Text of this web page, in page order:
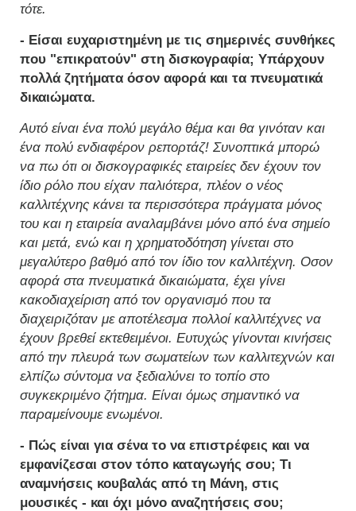
τότε.
- Είσαι ευχαριστημένη με τις σημερινές συνθήκες
που "επικρατούν" στη δισκογραφία; Υπάρχουν
πολλά ζητήματα όσον αφορά και τα πνευματικά
δικαιώματα.
Αυτό είναι ένα πολύ μεγάλο θέμα και θα γινόταν και
ένα πολύ ενδιαφέρον ρεπορτάζ! Συνοπτικά μπορώ
να πω ότι οι δισκογραφικές εταιρείες δεν έχουν τον
ίδιο ρόλο που είχαν παλιότερα, πλέον ο νέος
καλλιτέχνης κάνει τα περισσότερα πράγματα μόνος
του και η εταιρεία αναλαμβάνει μόνο από ένα σημείο
και μετά, ενώ και η χρηματοδότηση γίνεται στο
μεγαλύτερο βαθμό από τον ίδιο τον καλλιτέχνη. Οσον
αφορά στα πνευματικά δικαιώματα, έχει γίνει
κακοδιαχείριση από τον οργανισμό που τα
διαχειριζόταν με αποτέλεσμα πολλοί καλλιτέχνες να
έχουν βρεθεί εκτεθειμένοι. Ευτυχώς γίνονται κινήσεις
από την πλευρά των σωματείων των καλλιτεχνών και
ελπίζω σύντομα να ξεδιαλύνει το τοπίο στο
συγκεκριμένο ζήτημα. Είναι όμως σημαντικό να
παραμείνουμε ενωμένοι.
- Πώς είναι για σένα το να επιστρέφεις και να
εμφανίζεσαι στον τόπο καταγωγής σου; Τι
αναμνήσεις κουβαλάς από τη Μάνη, στις
μουσικές - και όχι μόνο αναζητήσεις σου;